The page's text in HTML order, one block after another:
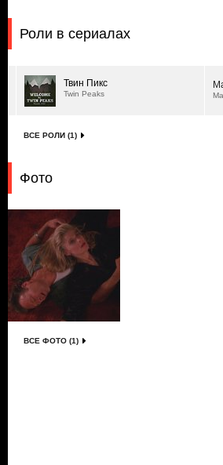
Роли в сериалах
Твин Пикс
Twin Peaks
ВСЕ РОЛИ (1)
Фото
ВСЕ ФОТО (1)